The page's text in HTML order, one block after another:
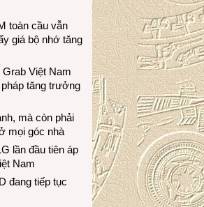
toàn cầu vẫn
giá bộ nhớ tăng
Việt Nam
tăng trưởng
mà còn phải
mọi góc nhà
lần đầu tiên áp
Nam
đang tiếp tục